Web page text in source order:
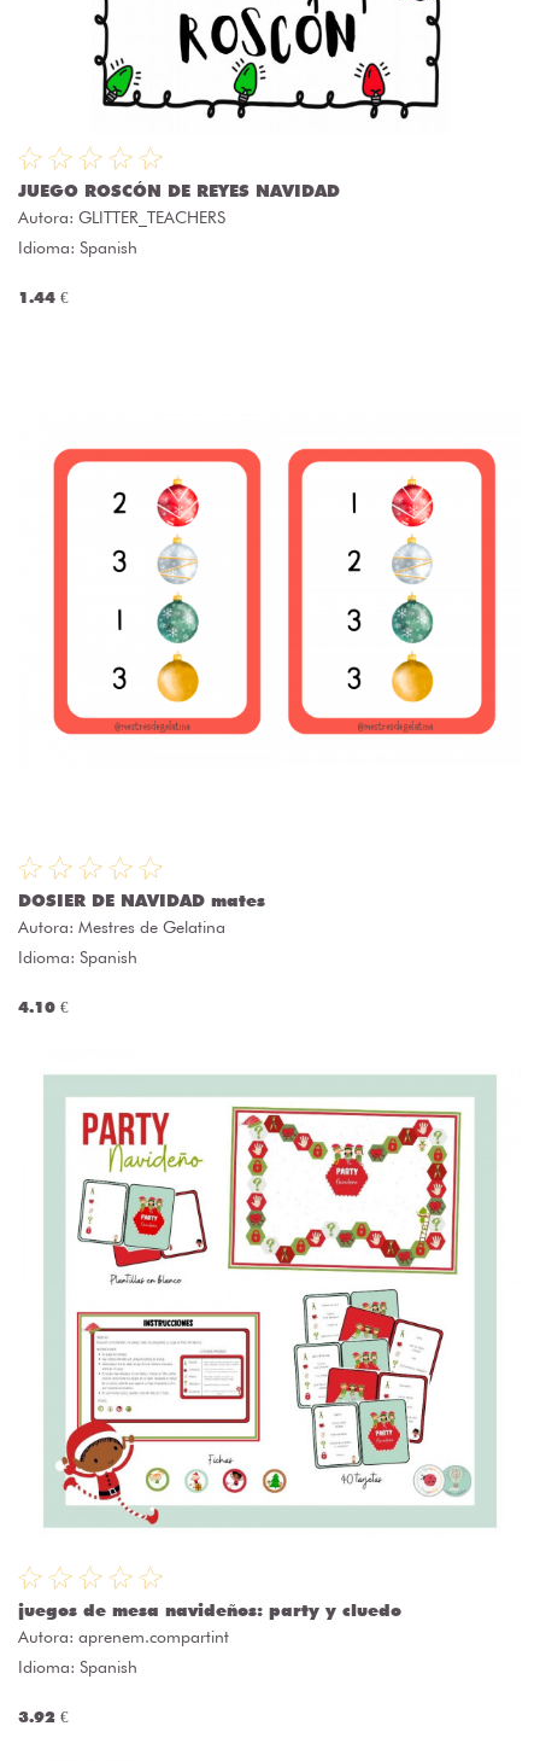
JUEGO ROSCÓN DE REYES NAVIDAD
Autora: GLITTER_TEACHERS
Idioma: Spanish
1.44 €
DOSIER DE NAVIDAD mates
Autora: Mestres de Gelatina
Idioma: Spanish
4.10 €
juegos de mesa navideños: party y cluedo
Autora: aprenem.compartint
Idioma: Spanish
3.92 €